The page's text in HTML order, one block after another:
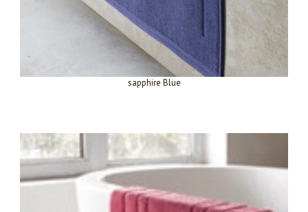
sapphire Blue